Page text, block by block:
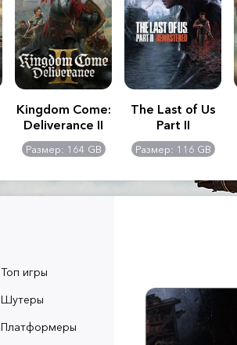
Kingdom Come:
Deliverance II
Размер: 164 GB
The Last of Us
Part II
Remastered
Размер: 116 GB
Топ игры
Шутеры
Платформеры